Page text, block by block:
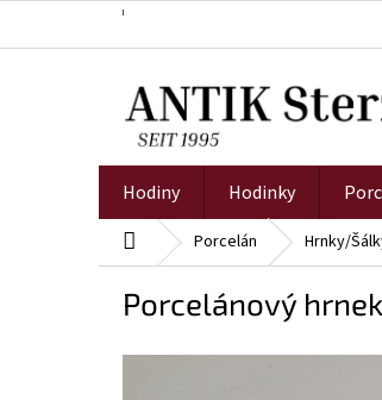
obsah
Hodiny Hodinky
Domů Porcelán Hrnky/
Porcelánový